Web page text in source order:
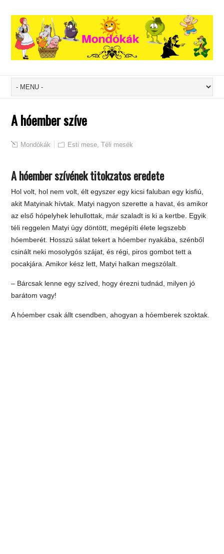
A hóember szíve
Mondókák Esti mese ,Téli mesék
A hóember szívének titokzatos eredete
Hol volt, hol nem volt, élt egyszer egy kicsi faluban egy kisfiú,
akit Matyinak hívtak. Matyi nagyon szerette a havat, és amikor
az első hópelyhek lehullottak, már szaladt is ki a kertbe. Egyik
téli reggelen Matyi úgy döntött, megépíti élete legszebb
hóemberét. Hosszú sálat tekert a hóember nyakába, szénből
csinált neki mosolygós szájat, és régi, piros gombot tett a
pocakjára. Amikor kész lett, Matyi halkan megszólalt.
– Bárcsak lenne egy szíved, hogy érezni tudnád, milyen jó
barátom vagy!
A hóember csak állt csendben, ahogyan a hóemberek szoktak.